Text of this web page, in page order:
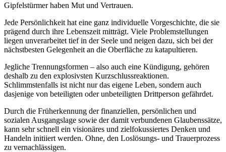
Gipfelstürmer haben Mut und Vertrauen.
Jede Persönlichkeit hat eine ganz individuelle Vorgeschichte, die sie
prägend durch ihre Lebenszeit mitträgt. Viele Problemstellungen
liegen unverarbeitet tief in der Seele und neigen dazu, sich bei der
nächstbesten Gelegenheit an die Oberfläche zu katapultieren.
Jegliche Trennungsformen – also auch eine Kündigung, gehören
deshalb zu den explosivsten Kurzschlussreaktionen.
Schlimmstenfalls ist nicht nur das eigene Leben, sondern auch
dasjenige von beteiligten oder unbeteiligten Drittperson gefährdet.
Durch die Früherkennung der finanziellen, persönlichen und
sozialen Ausgangslage sowie der damit verbundenen Glaubenssätze,
kann sehr schnell ein visionäres und zielfokussiertes Denken und
Handeln initiiert werden. Ohne, den Loslösungs- und Trauerprozess
zu vernachlässigen.